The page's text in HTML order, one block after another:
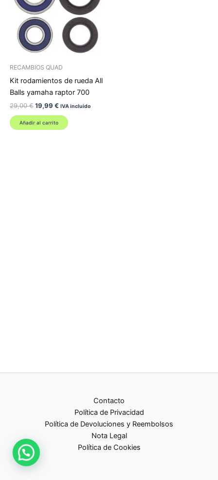
RECAMBIOS QUAD
Kit rodamientos de rueda All
Balls yamaha raptor 700
29,00€El
original
era:
19,99 € El
actual
es:
IVA incluido
Añadir al carrito
Contacto
Política de Privacidad
Política de Devoluciones y Reembolsos
Nota Legal
Política de Cookies